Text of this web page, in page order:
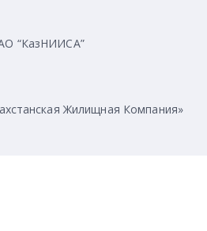
“КазНИИСА”
Жилищная Компания»